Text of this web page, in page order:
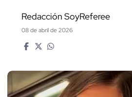
Redacción SoyReferee
08 de abril de 2026